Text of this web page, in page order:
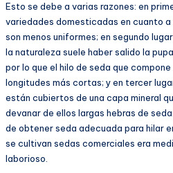
Esto se debe a varias razones: en
variedades domesticadas en cuanto
son menos uniformes; en segundo
la naturaleza suele haber salido la
por lo que el hilo de seda que
longitudes más cortas; y en tercer
están cubiertos de una capa mineral
devanar de ellos largas hebras de
de obtener seda adecuada para hilar
se cultivan sedas comerciales era
laborioso.